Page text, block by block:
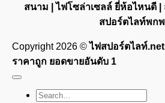
สนาม | ไฟโซล่าเซลล์ ยี่ห้อไหนดี |
สปอร์ตไลท์พก
Copyright 2026 ©ไฟสปอร์ตไลท์
ราคาถูก ยอดขายอันดับ 1
Search